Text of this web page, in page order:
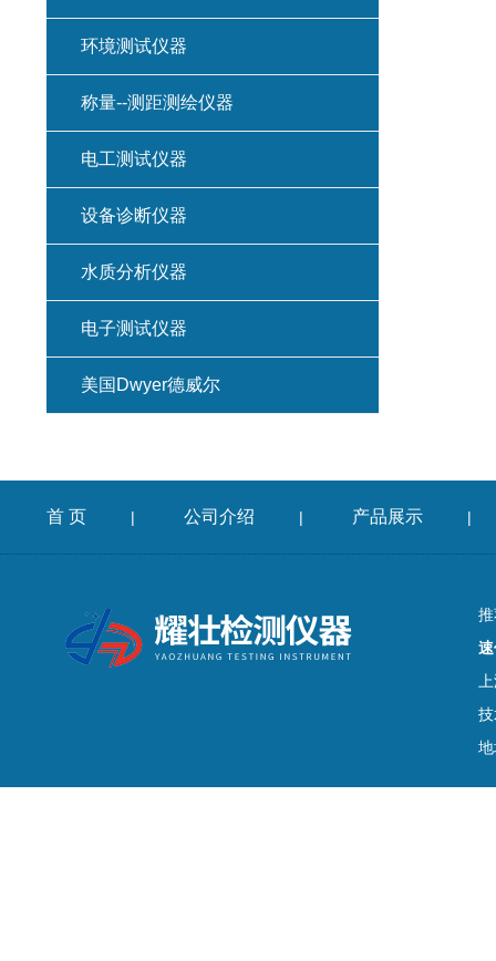
环境测试仪器
称量--测距测绘仪器
电工测试仪器
设备诊断仪器
水质分析仪器
电子测试仪器
美国Dwyer德威尔
首 页 | 公司介绍 | 产品展示 |